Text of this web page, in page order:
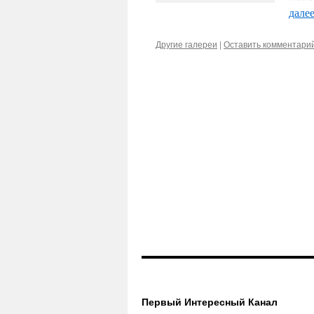
далее
Другие галереи | Оставить
Первый Интересный Канал